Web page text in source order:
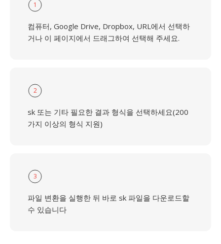
1
컴퓨터, Google Drive, Dropbox, URL에서 선택하
거나 이 페이지에서 드래그하여 선택해 주세요.
2
sk 또는 기타 필요한 결과 형식을 선택하세요(200
가지 이상의 형식 지원)
3
파일 변환을 실행한 뒤 바로 sk 파일을 다운로드할
수 있습니다